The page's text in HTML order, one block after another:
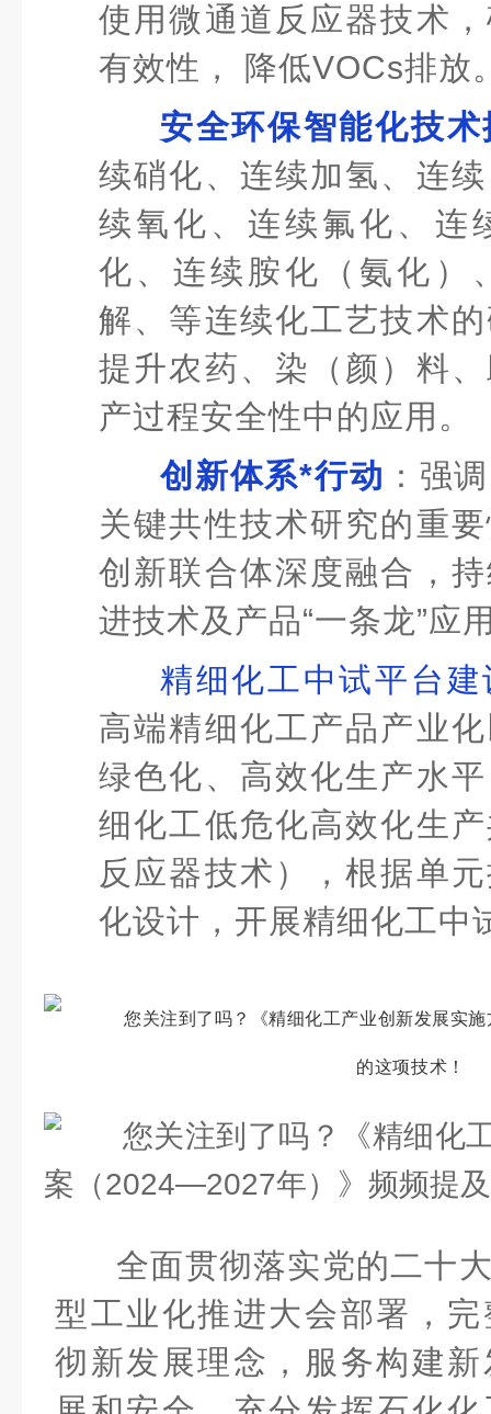
使用微通道反应器技术
有效性， 降低VOCs排放
安全环保智能化技
续硝化、连续加氢、连
续氧化、连续氟化、连
化、连续胺化（氨化）
解、等连续化工艺技术
提升农药、染（颜）料
产过程安全性中的应用。
创新体系*行动 ：强
关键共性技术研究的重
创新联合体深度融合，
进技术及产品“一条龙”应
精细化工中试平台
高端精细化工产品产业
绿色化、高效化生产水
细化工低危化高效化生
反应器技术），根据单
化设计，开展精细化工中
全面贯彻落实党的二十
型工业化推进大会部署，
彻新发展理念，服务构建